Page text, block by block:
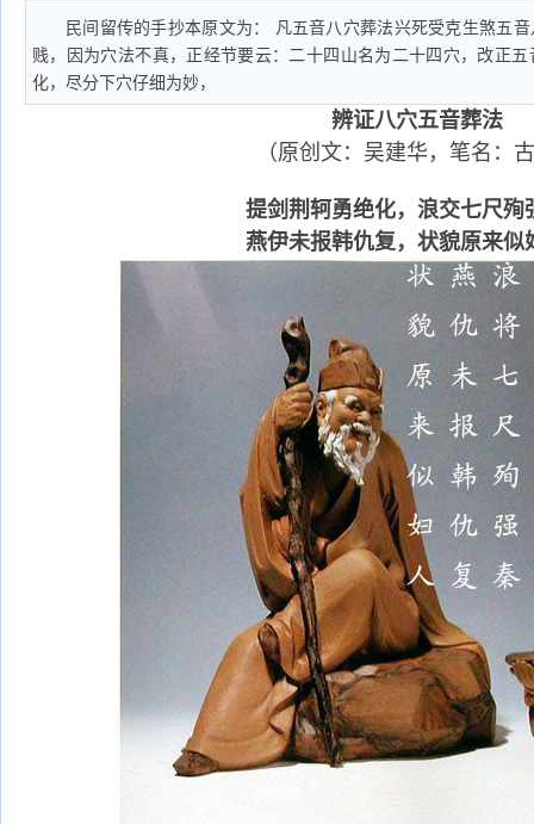
民间留传的手抄本原文为： 凡五音八穴葬法兴死受克生煞五
贱，因为穴法不真，正经节要云：二十四山名为二十四穴，改正
化，尽分下穴仔细为妙，
辨证八穴五音葬法
（原创文：吴建华，笔名：
提剑荆轲勇绝化，浪交七尺殉
燕伊未报韩仇复，状貌原来似